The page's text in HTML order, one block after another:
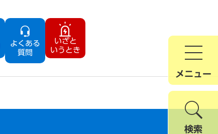
よくある
質問
いざと
いうとき
メニュー
検索